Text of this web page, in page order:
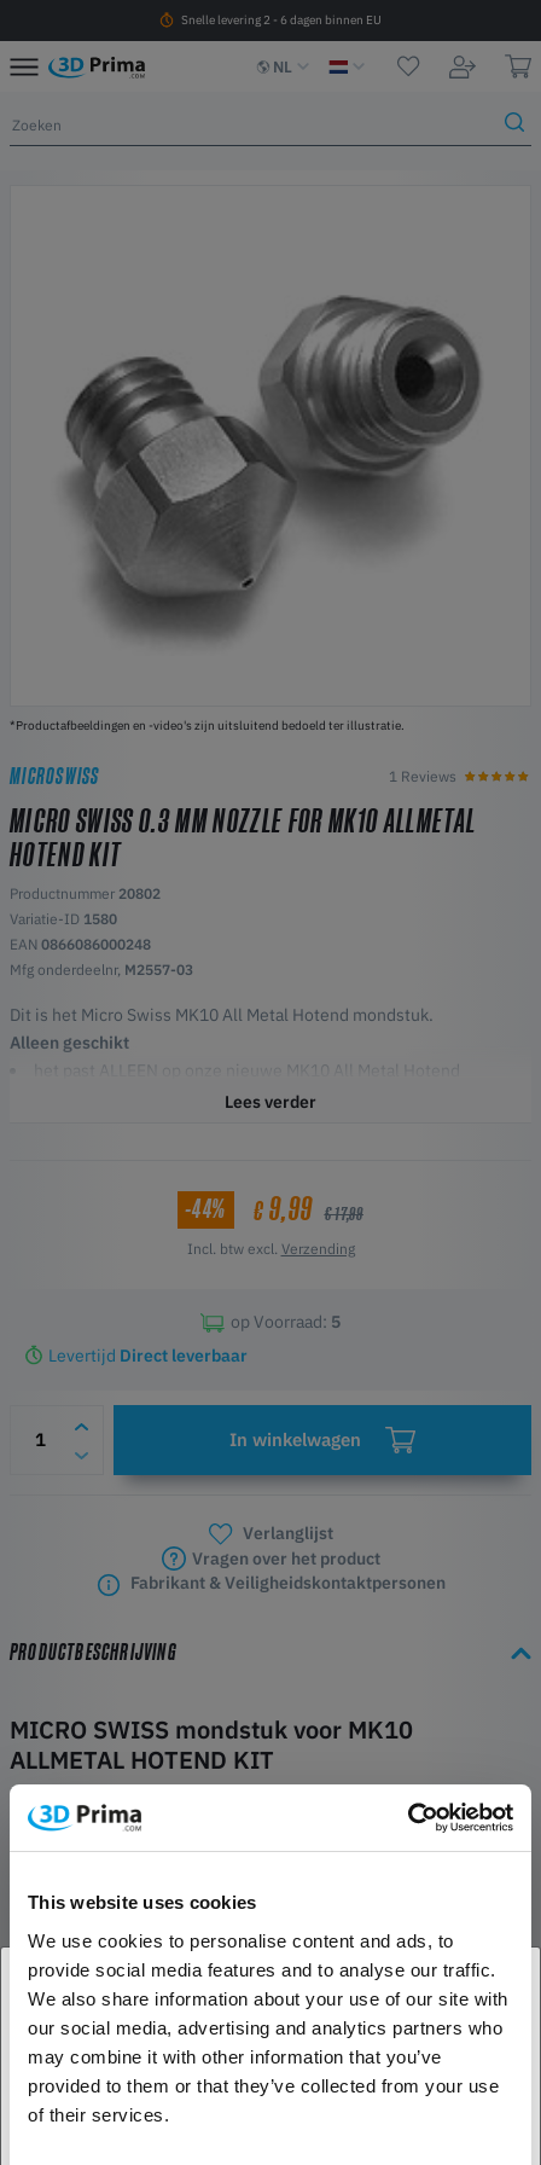
This website uses cookies
We use cookies to personalise content and ads, to
provide social media features and to analyse our traffic.
We also share information about your use of our site with
our social media, advertising and analytics partners who
may combine it with other information that you’ve
provided to them or that they’ve collected from your use
of their services.
Snelle levering 2 - 6 dagen binnen EU
NL
*Productafbeeldingen en -video's zijn uitsluitend bedoeld ter illustratie.
MICROSWISS 1 Reviews
MICRO SWISS 0.3 MM NOZZLE FOR MK10 ALLMETAL
HOTEND KIT
Productnummer 20802
Variatie-ID 1580
EAN 0866086000248
Mfg onderdeelnr, M2557-03
Dit is het Micro Swiss MK10 All Metal Hotend mondstuk.
Alleen geschikt
het past ALLEEN op onze nieuwe MK10 All Metal Hotend
Lees verder
-44% €9,99 € 17,99
Incl. btw excl. Verzending
op Voorraad: 5
Levertijd Direct leverbaar
In winkelwagen
Verlanglijst
Vragen over het product
Fabrikant & Veiligheidskontaktpersonen
PRODUCTBESCHRIJVING
MICRO SWISS mondstuk voor MK10
ALLMETAL HOTEND KIT
Dit is het mondstuk van de Micro Swiss MK10 All Metal Hotend
ALLEEN in de stijl van onze nieuwe MK10 All Metal Hotend. Dit
mondstuk heeft volledig andere interne afmetingen om te werken
een 360 messing basismateriaal en geplateerd met TwinClad XT
coating. TwinClad XT is een nikkel composiet coating ontworpen
voor zeer lage wrijving. Het biedt een van de laagste
wrijvingscoëfficiënten, beter dan nikkel met PTFE codering. Deze
coating is ook zeer hard en slijtvast. Als u werkt met schurende
filamenten zoals koolstofvezel, aluminaat of metaalgevulde
filamenten, zal dit de levensduur van uw mondstuk aanzienlijk
verbeteren.
1. Ben je een zakelijke of een particuliere klant?
Zakelijke klant